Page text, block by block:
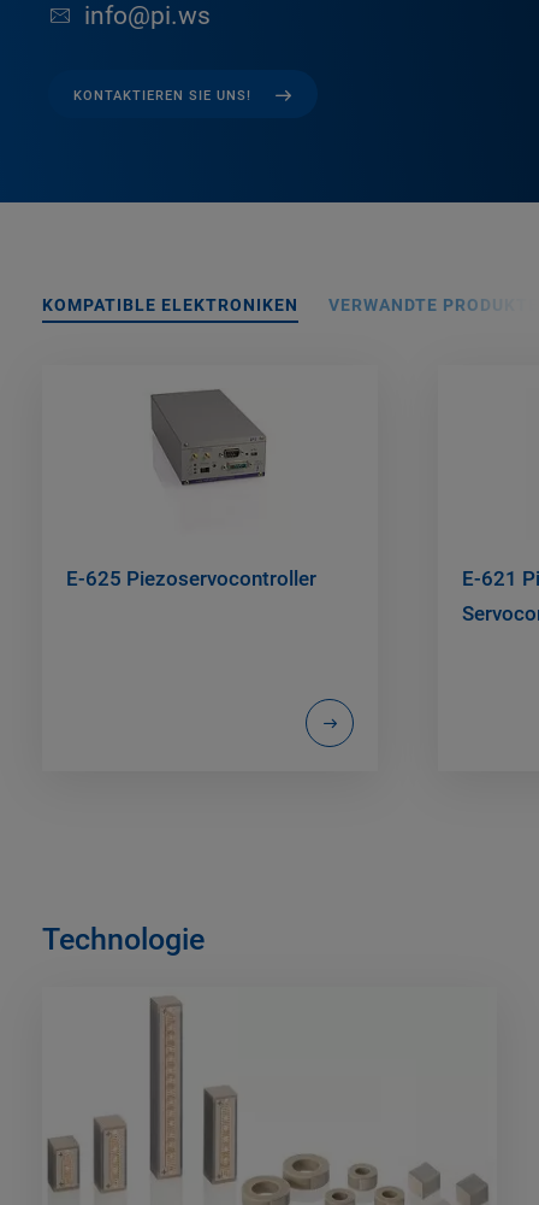
info@pi.ws
KONTAKTIEREN SIE UNS!
KOMPATIBLE ELEKTRONIKEN VERWANDTE PRODUKTE
E-625 Piezoservocontroller
E-621
Technologie